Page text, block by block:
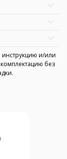
инструкцию и/или
без